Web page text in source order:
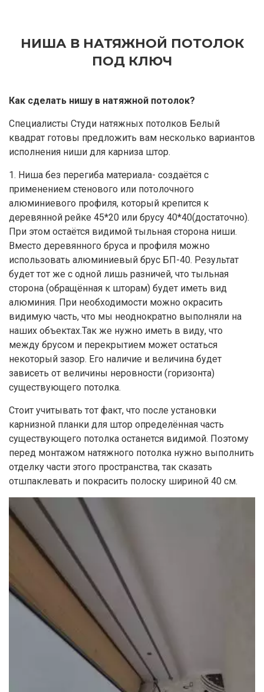
НИША В НАТЯЖНОЙ ПОТОЛОК
ПОД КЛЮЧ
Как сделать нишу в натяжной потолок?
Специалисты Студи натяжных потолков Белый
квадрат готовы предложить вам несколько вариантов
исполнения ниши для карниза штор.
1. Ниша без перегиба материала- создаётся с
применением стенового или потолочного
алюминиевого профиля, который крепится к
деревянной рейке 45*20 или брусу 40*40(достаточно).
При этом остаётся видимой тыльная сторона ниши.
Вместо деревянного бруса и профиля можно
использовать алюминиевый брус БП-40. Результат
будет тот же с одной лишь разничей, что тыльная
сторона (обращённая к шторам) будет иметь вид
алюминия. При необходимости можно окрасить
видимую часть, что мы неоднократно выполняли на
наших объектах.Так же нужно иметь в виду, что
между брусом и перекрытием может остаться
некоторый зазор. Его наличие и величина будет
зависеть от величины неровности (горизонта)
существующего потолка.
Стоит учитывать тот факт, что после установки
карнизной планки для штор определённая часть
существующего потолка останется видимой. Поэтому
перед монтажом натяжного потолка нужно выполнить
отделку части этого пространства, так сказать
отшпаклевать и покрасить полоску шириной 40 см.